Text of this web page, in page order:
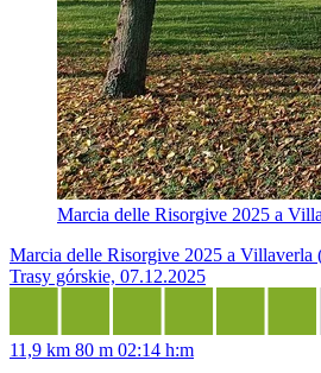
Marcia delle Risorgive 2025 a
Marcia delle Risorgive 2025 a Villaverla
Trasy górskie, 07.12.2025
11,9 km 80 m 02:14 h:m